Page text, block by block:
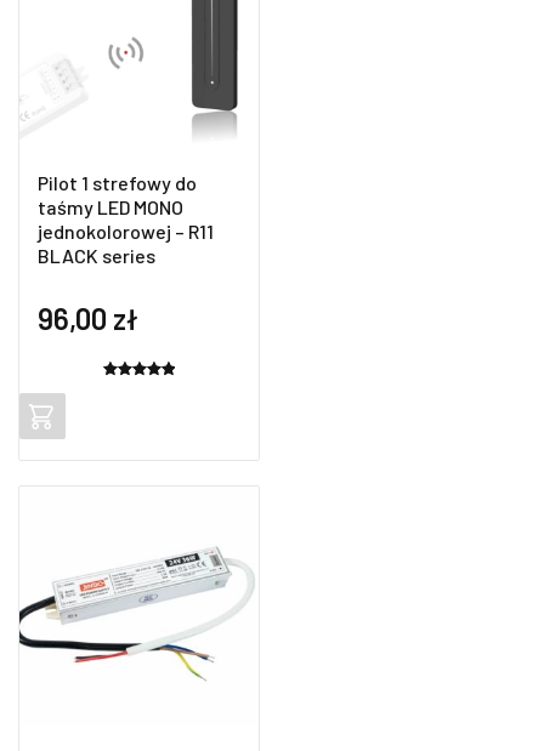
Pilot 1 strefowy do
taśmy LED MONO
jednokolorowej – R11
BLACK series
96,00 zł